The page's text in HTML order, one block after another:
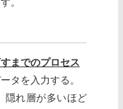
。
までのプロセス
タを入力する。
隠れ層が多いほど